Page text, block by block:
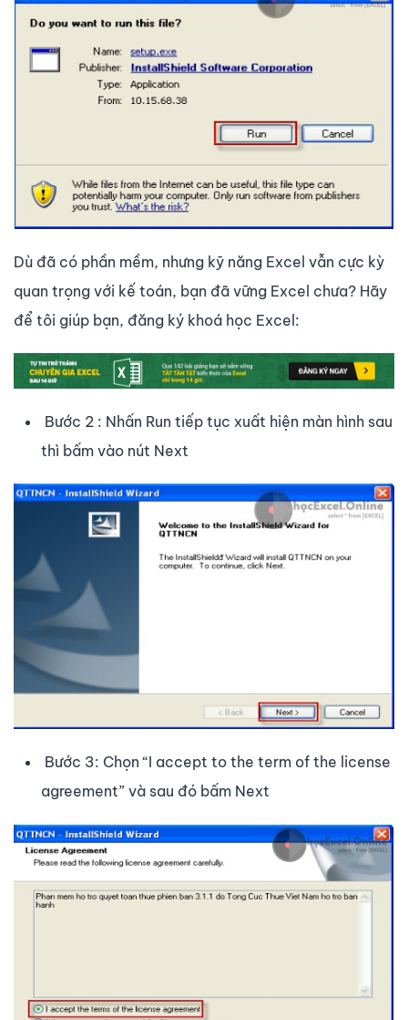
Dù đã có phần mềm, nhưng kỹ năng Excel vẫn cực kỳ
quan trọng với kế toán, bạn đã vững Excel chưa? Hãy
để tôi giúp bạn, đăng ký khoá học Excel:
Bước 2 : Nhấn Run tiếp tục xuất hiện màn hình sau
thì bấm vào nút Next
Bước 3: Chọn “I accept to the term of the license
agreement” và sau đó bấm Next